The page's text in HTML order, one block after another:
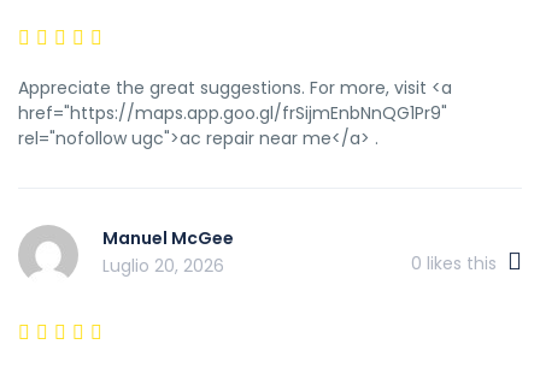
Appreciate the great suggestions. For more, visit <a
href="https://maps.app.goo.gl/frSijmEnbNnQG1Pr9"
rel="nofollow ugc">ac repair near me</a> .
Manuel McGee
Luglio 20, 2026
0 likes this